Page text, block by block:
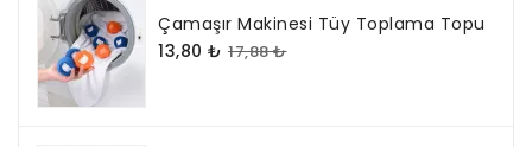
Çamaşır Makinesi Tüy Toplama Topu
13,80 ₺ 17,88 ₺